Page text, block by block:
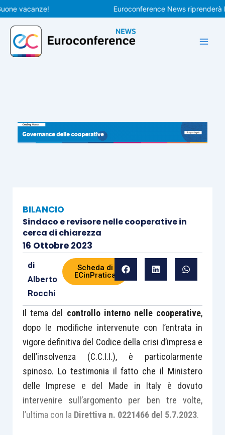
Vai
al
contenuto
vacanze! Euroconference News riprenderà le
BILANCIO
Sindaco e revisore nelle cooperative in
cerca di chiarezza
16 Ottobre 2023
di
Alberto
Rocchi
Scheda di
ECinPratica
Il tema del controllo interno nelle cooperative,
dopo le modifiche intervenute con l’entrata in
vigore definitiva del Codice della crisi d’impresa e
dell’insolvenza (C.C.I.I.), è particolarmente
spinoso. Lo testimonia il fatto che il Ministero
delle Imprese e del Made in Italy è dovuto
intervenire sull’argomento per ben tre volte,
l’ultima con la Direttiva n. 0221466 del 5.7.2023.